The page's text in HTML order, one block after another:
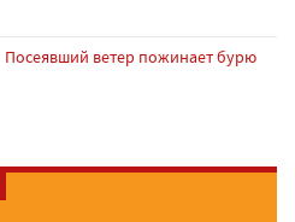
Посеявший ветер пожинает бурю